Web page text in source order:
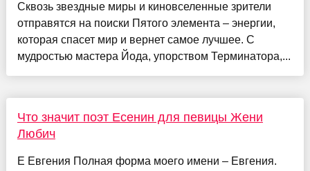
Сквозь звездные миры и киновселенные зрители
отправятся на поиски Пятого элемента – энергии,
которая спасет мир и вернет самое лучшее. С
мудростью мастера Йода, упорством Терминатора,...
Что значит поэт Есенин для певицы Жени
Любич
Е Евгения Полная форма моего имени – Евгения.